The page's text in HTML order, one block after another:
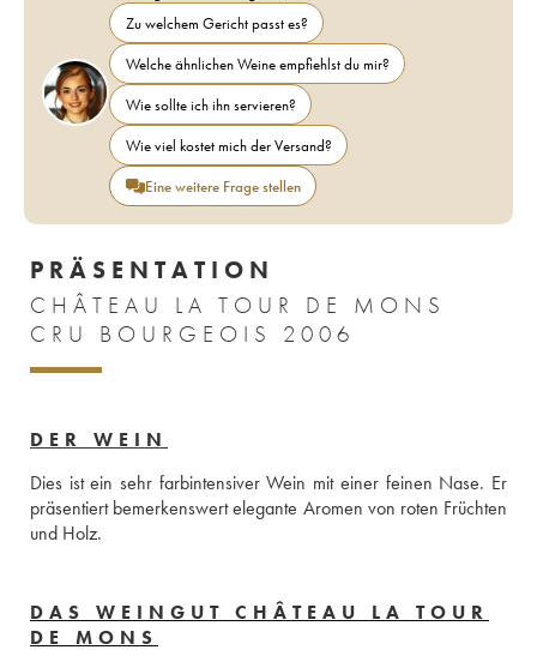
Zu welchem Gericht passt es?
Welche ähnlichen Weine empfiehlst du mir?
Wie sollte ich ihn servieren?
Wie viel kostet mich der Versand?
Eine weitere Frage stellen
PRÄSENTATION
CHÂTEAU LA TOUR DE MONS
CRU BOURGEOIS 2006
DER WEIN
Dies ist ein sehr farbintensiver Wein mit einer feinen Nase. Er
präsentiert bemerkenswert elegante Aromen von roten Früchten
und Holz.
DAS WEINGUT CHÂTEAU LA TOUR
DE MONS